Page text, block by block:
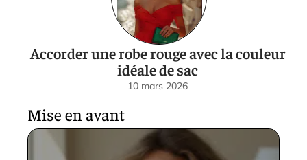
Accorder une robe rouge avec la couleur
idéale de sac
10 mars 2026
Mise en avant